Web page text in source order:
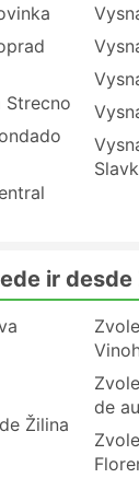
Strecno
ir desde
Žilina
de